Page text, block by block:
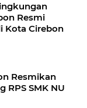
Resmi
Kota Cirebon
Resmikan
RPS SMK NU